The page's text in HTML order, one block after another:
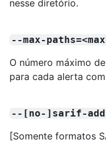
nesse diretório.
--max-
O número máximo
para cada alerta
--[no-]sarif-
[Somente formatos